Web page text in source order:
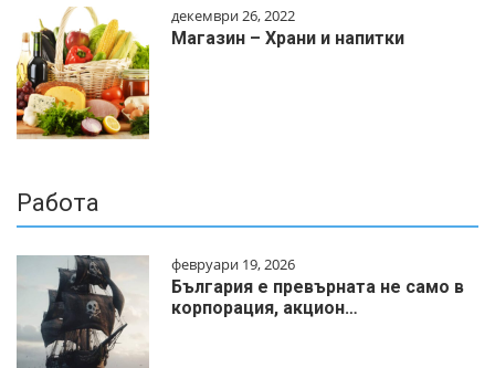
декември 26, 2022
Магазин – Храни и напитки
Работа
февруари 19, 2026
България е превърната не само в
корпорация, акцион…